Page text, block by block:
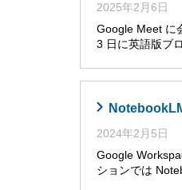
2025年2月6日
Google Meet に
3 日に英語版ブ
2024年2月5日
Google
ションでは